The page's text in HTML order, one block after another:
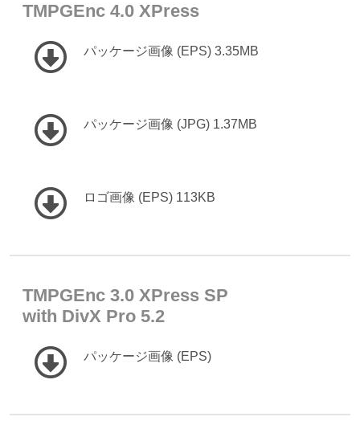
TMPGEnc 4.0 XPress
パッケージ画像 (EPS) 3.35MB
パッケージ画像 (JPG) 1.37MB
ロゴ画像 (EPS) 113KB
TMPGEnc 3.0 XPress SP
with DivX Pro 5.2
パッケージ画像 (EPS)